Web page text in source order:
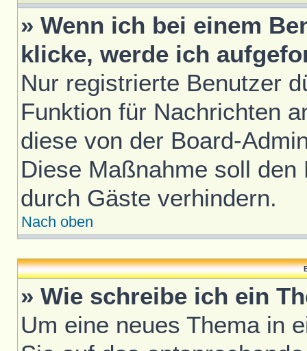
» Wenn ich bei einem
klicke, werde ich
Nur registrierte Benutzer
Funktion für Nachrichten
diese von der Board-
Diese Maßnahme soll
durch Gäste verhindern.
Nach oben
» Wie schreibe ich ein
Um eine neues Thema in